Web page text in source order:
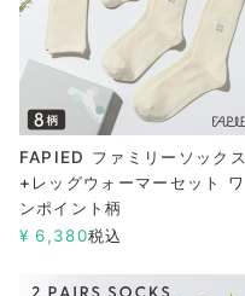
FAPIED ファミリーソックス
+レッグウォーマーセット ワ
ンポイント柄
¥ 6,380税込